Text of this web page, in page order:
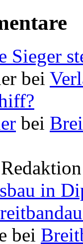
Sieger
bei
bei
in
bei